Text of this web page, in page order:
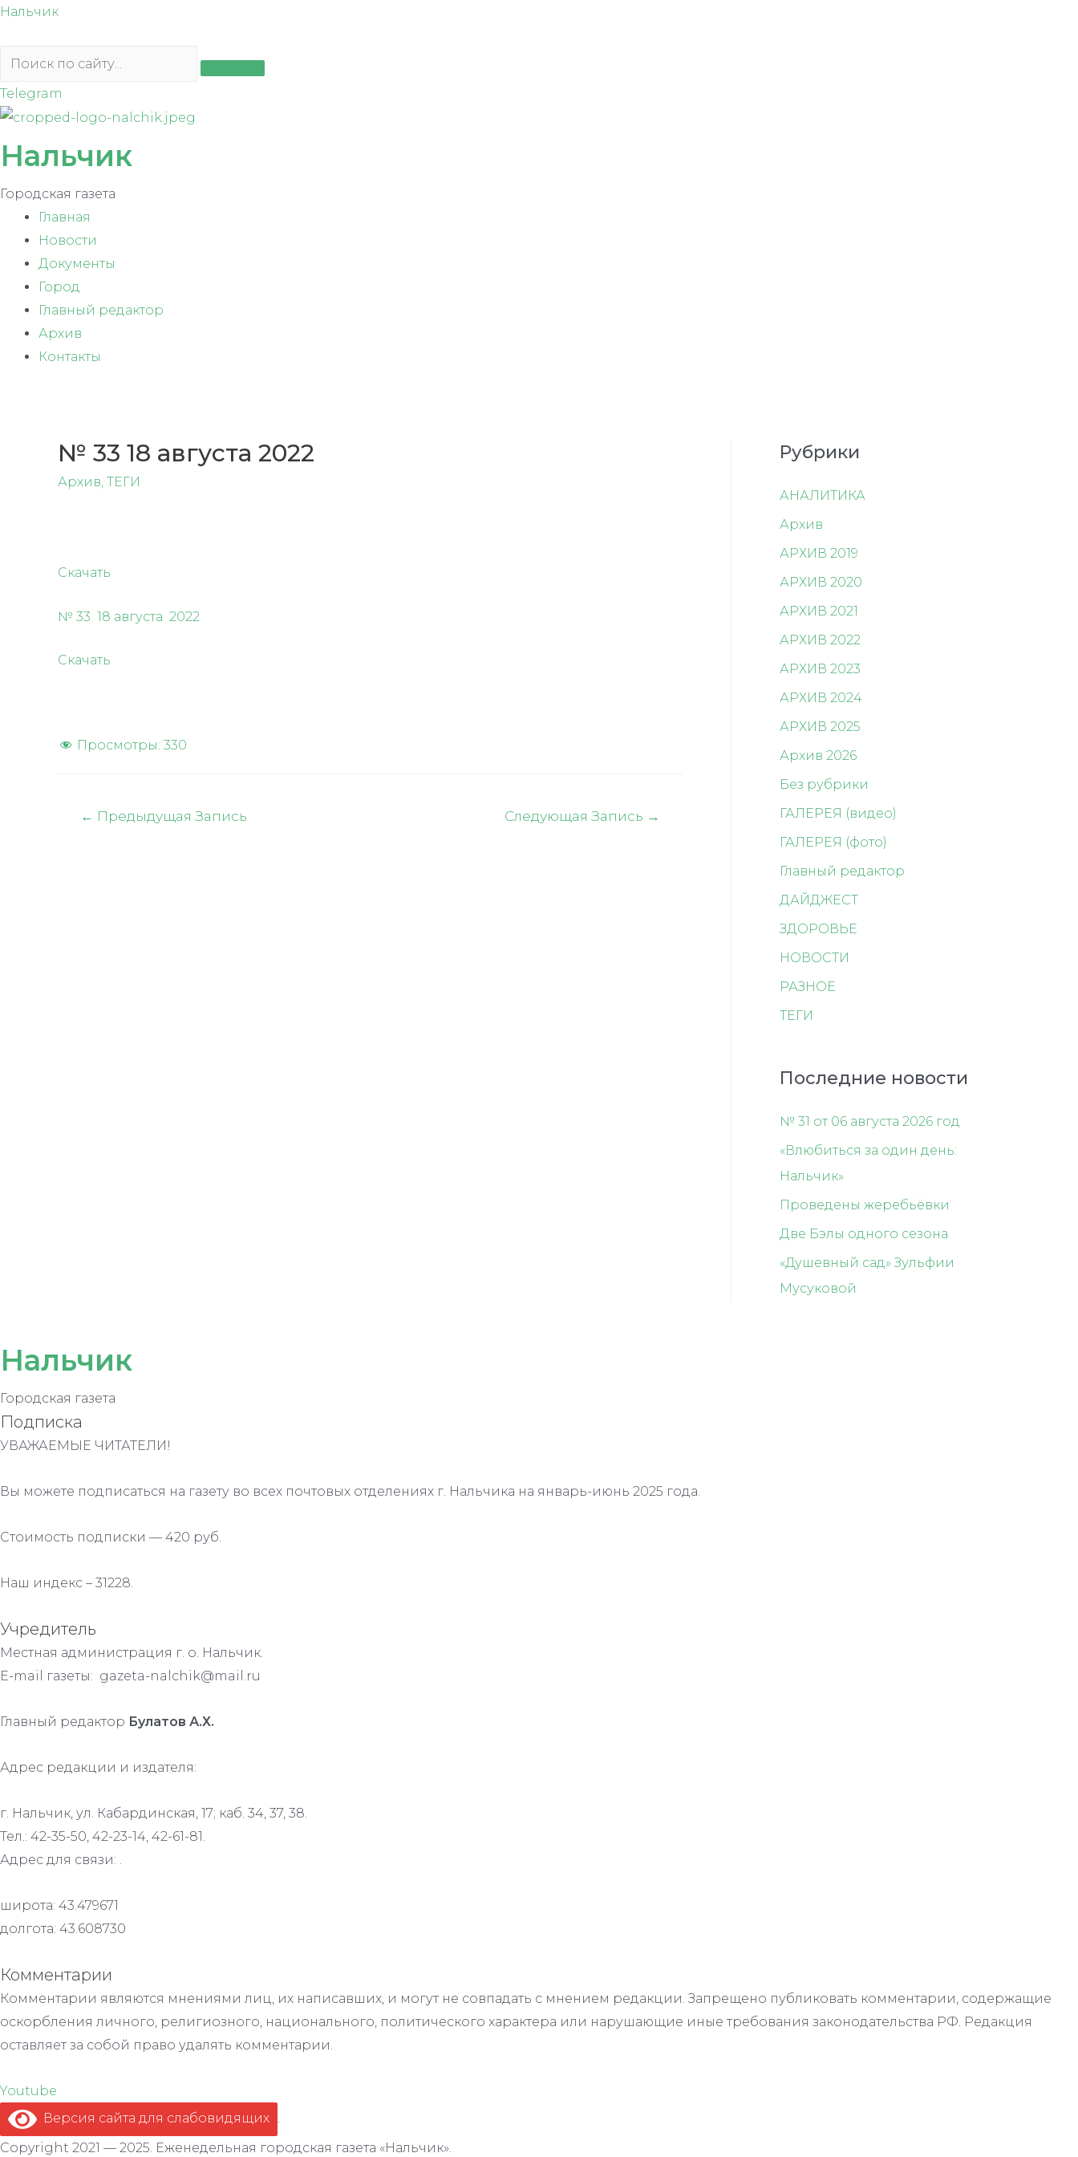
Перейти
содержимому
Нальчик
Telegram
Нальчик
Городская газета
Главная
Новости
Документы
Город
Главный редактор
Архив
Контакты
№ 33 18 августа 2022
Архив, ТЕГИ
Скачать
№ 33 18 августа 2022
Скачать
Просмотры: 330
Навигация
← Предыдущая Запись Следующая Запись →
Рубрики
АНАЛИТИКА
Архив
АРХИВ 2019
АРХИВ 2020
АРХИВ 2021
АРХИВ 2022
АРХИВ 2023
АРХИВ 2024
АРХИВ 2025
Архив 2026
Без рубрики
ГАЛЕРЕЯ (видео)
ГАЛЕРЕЯ (фото)
Главный редактор
ДАЙДЖЕСТ
ЗДОРОВЬЕ
НОВОСТИ
РАЗНОЕ
ТЕГИ
Последние новости
№ 31 от 06 августа 2026 год
«Влюбиться за один день:
Нальчик»
Проведены жеребьёвки
Две Бэлы одного сезона
«Душевный сад» Зульфии
Мусуковой
Нальчик
Городская газета
Подписка
УВАЖАЕМЫЕ ЧИТАТЕЛИ!
Вы можете подписаться на газету во всех почтовых отделениях г. Нальчика на январь-июнь 2025 года.
Стоимость подписки — 420 руб.
Наш индекс – 31228.
Учредитель
Местная администрация г. о. Нальчик.
E-mail газеты: gazeta-nalchik@mail.ru
Главный редактор Булатов А.Х.
Адрес редакции и издателя:
г. Нальчик, ул. Кабардинская, 17; каб. 34, 37, 38.
Тел.: 42-35-50, 42-23-14, 42-61-81.
Адрес для связи: .
широта: 43.479671
долгота: 43.608730
Комментарии
Комментарии являются мнениями лиц, их написавших, и могут не совпадать с мнением редакции. Запрещено публиковать комментарии, содержащие
оскорбления личного, религиозного, национального, политического характера или нарушающие иные требования законодательства РФ. Редакция
оставляет за собой право удалять комментарии.
Youtube
Версия сайта для слабовидящих .
Copyright 2021 — 2025. Еженедельная городская газета «Нальчик».